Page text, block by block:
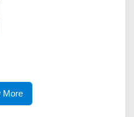
More